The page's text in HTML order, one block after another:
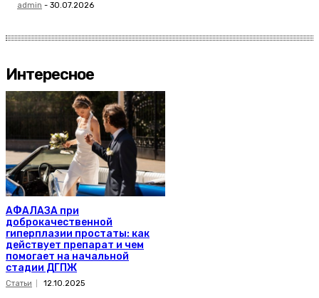
admin - 30.07.2026
Интересное
АФАЛАЗА при
доброкачественной
гиперплазии простаты: как
действует препарат и чем
помогает на начальной
стадии ДГПЖ
Статьи 12.10.2025